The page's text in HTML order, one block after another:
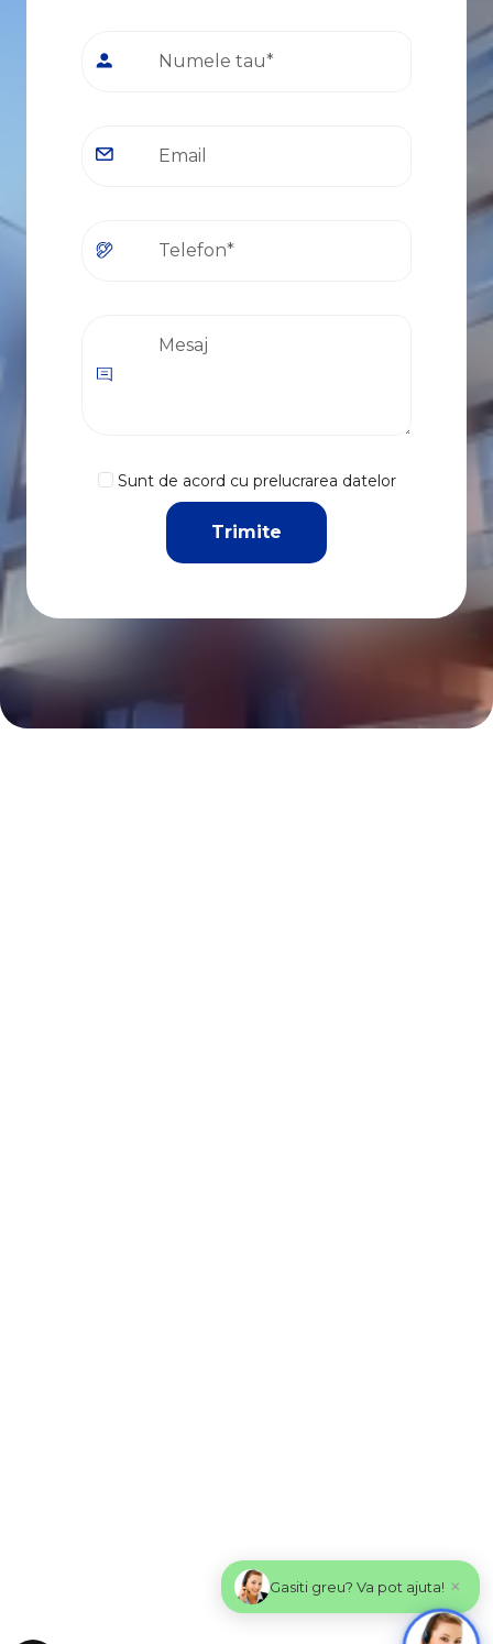
Sunt de acord cu prelucrarea datelor
Gasiti greu? Va pot ajuta! ×